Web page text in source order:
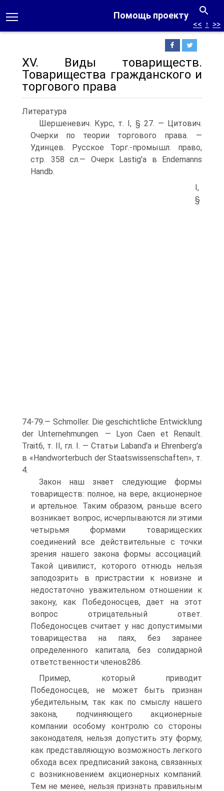
Помощь проекту
<< ↑ >>
XV. Виды товариществ.
Товарищества гражданского и
торгового права
Литература
Шершеневич. Курс, т. I, § 27. — Цитович.
Очерки по теории торгового права. —
Удинцев. Русское Торг.-промышл. право,
стр. 358 сл.— Очерк Lastig'a в Endemanns
Handb.
I,
§
74-79.— Schmoller. Die geschichtliche Entwicklung
der Unternehmungen. — Lyon Caen et Renault.
Trait6, т. II, гл. I. — Статьи Laband'a и Ehrenberg'a
в «Handworterbuch der Staatswissenschaften», т.
4.
Закон наш знает следующие формы
товариществ: полное, на вере, акционерное
и артельное. Таким образом, раньше всего
возникает вопрос, исчерпываются ли этими
четырьмя формами товарищеских
соединений все действительные с точки
зрения нашего закона формы ассоциаций.
Такой цивилист, которого отнюдь нельзя
заподозрить в пристрастии к новизне и
недостаточно уважительном отношении к
закону, как Победоносцев, дает на этот
вопрос отрицательный ответ.
Победоносцев считает у нас допустимыми
товарищества на паях, без заранее
определенного капитала, без солидарной
ответственности членов286.
Пример, который приводит
Победоносцев, не может быть признан
убедительным, так как по смыслу нашего
закона, подчиняющего акционерные
компании особому контролю со стороны
законодателя, нельзя допустить эту форму,
как представляющую возможность легкого
обхода всех предписаний закона, связанных
с возникновением акционерных компаний.
Тем не менее, нельзя признать правильным